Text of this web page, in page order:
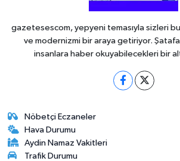
gazetesescom, yepyeni temasıyla sizleri
ve modernizmi bir araya getiriyor.
insanlara haber okuyabilecekleri bir
Nöbetçi Eczaneler
Hava Durumu
Aydin Namaz Vakitleri
Trafik Durumu